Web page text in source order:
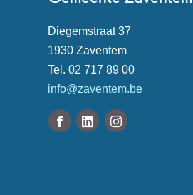
Adres
Diegemstraat 37
,1930 Zaventem
Tel. 02 717 89 00
E-
mail
info@zaventem.be
VolgFacebook
LinkedinInstagram